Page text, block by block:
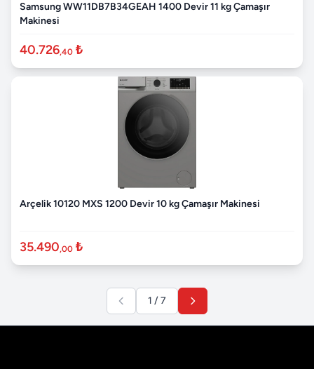
Samsung WW11DB7B34GEAH 1400 Devir 11 kg Çamaşır
Makinesi
40.726,40 ₺
Arçelik 10120 MXS 1200 Devir 10 kg Çamaşır Makinesi
35.490,00 ₺
1 / 7